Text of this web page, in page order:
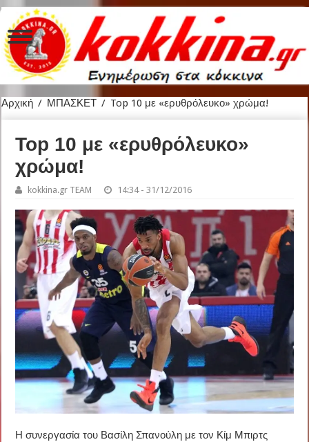
Αρχική / ΜΠΑΣΚΕΤ / Top 10 με «ερυθρόλευκο» χρώμα!
Top 10 με «ερυθρόλευκο»
χρώμα!
kokkina.gr TEAM 14:34 - 31/12/2016
Η συνεργασία του Βασίλη Σπανούλη με τον Κίμ Μπιρτς